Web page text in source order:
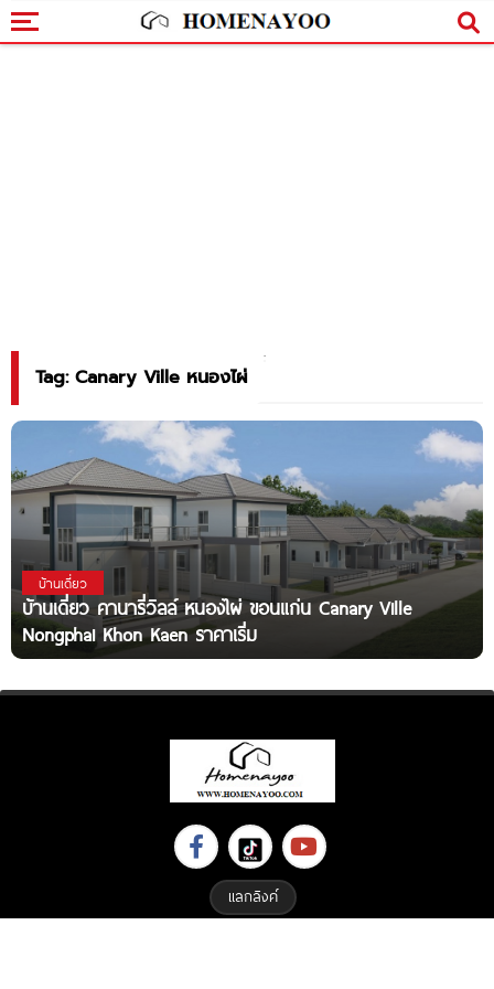
Tag: Canary Ville หนองไผ่
บ้านเดี่ยว
บ้านเดี่ยว คานารี่วิลล์ หนองไผ่ ขอนแก่น Canary Ville
Nongphai Khon Kaen ราคาเริ่ม
แลกลิงค์